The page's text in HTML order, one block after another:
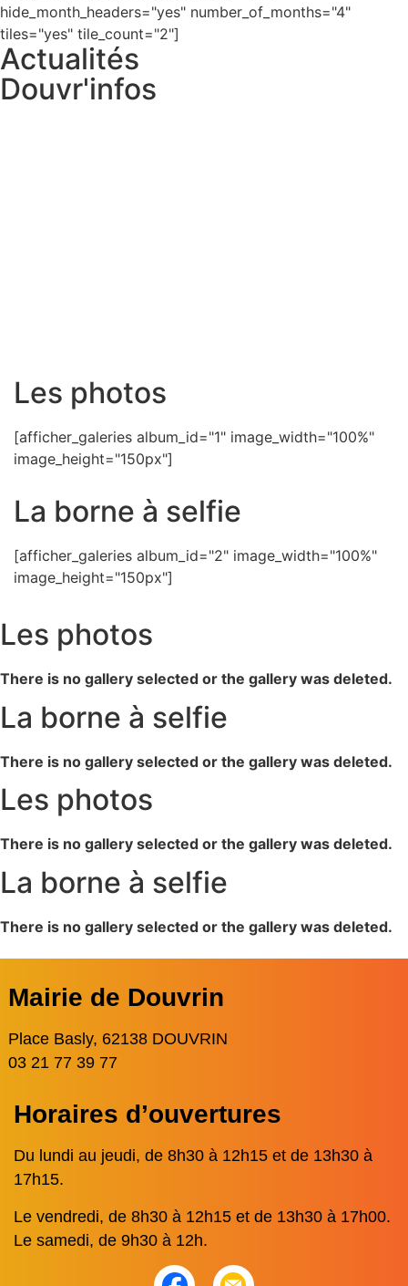
hide_month_headers="yes" number_of_months="4"
tiles="yes" tile_count="2"]
Actualités
Douvr'infos
Les photos
[afficher_galeries album_id="1" image_width="100%"
image_height="150px"]
La borne à selfie
[afficher_galeries album_id="2" image_width="100%"
image_height="150px"]
Les photos
There is no gallery selected or the gallery was deleted.
La borne à selfie
There is no gallery selected or the gallery was deleted.
Les photos
There is no gallery selected or the gallery was deleted.
La borne à selfie
There is no gallery selected or the gallery was deleted.
Mairie de Douvrin
Place Basly, 62138 DOUVRIN
03 21 77 39 77
Horaires d’ouvertures
Du lundi au jeudi, de 8h30 à 12h15 et de 13h30 à
17h15.
Le vendredi, de 8h30 à 12h15 et de 13h30 à 17h00.
Le samedi, de 9h30 à 12h.